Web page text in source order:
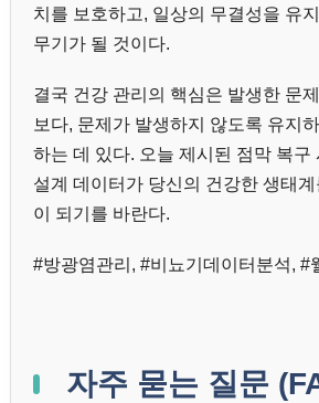
치를 보호하고, 일상의 무결성을 유
무기가 될 것이다.
결국 건강 관리의 핵심은 발생한 문
보다, 문제가 발생하지 않도록 유지
하는 데 있다. 오늘 제시된 점막 복구
설계 데이터가 당신의 건강한 생태
이 되기를 바란다.
#방광염관리, #비뇨기데이터분석, #
자주 묻는 질문